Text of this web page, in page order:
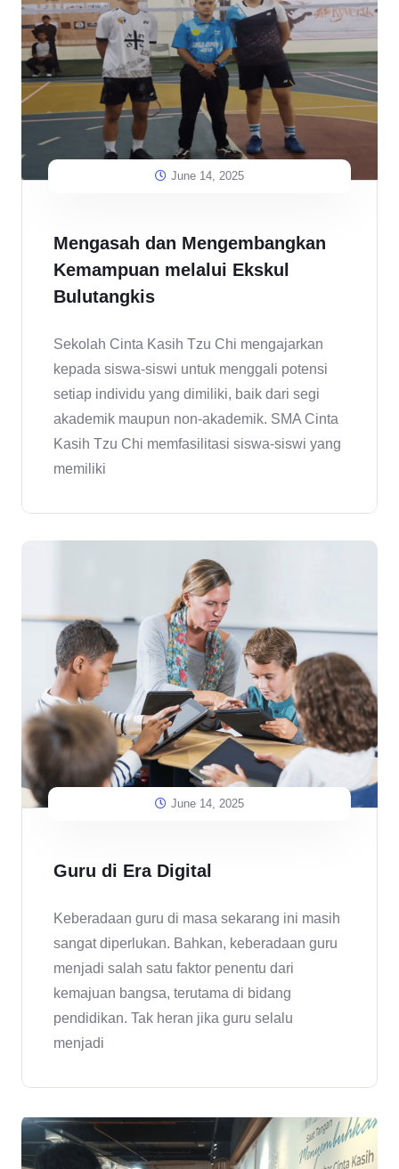
June 14, 2025
Mengasah dan Mengembangkan
Kemampuan melalui Ekskul
Bulutangkis
Sekolah Cinta Kasih Tzu Chi mengajarkan
kepada siswa-siswi untuk menggali potensi
setiap individu yang dimiliki, baik dari segi
akademik maupun non-akademik. SMA Cinta
Kasih Tzu Chi memfasilitasi siswa-siswi yang
memiliki
June 14, 2025
Guru di Era Digital
Keberadaan guru di masa sekarang ini masih
sangat diperlukan. Bahkan, keberadaan guru
menjadi salah satu faktor penentu dari
kemajuan bangsa, terutama di bidang
pendidikan. Tak heran jika guru selalu
menjadi